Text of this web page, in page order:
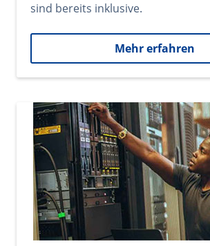
sind bereits inklusive.
Mehr erfahren